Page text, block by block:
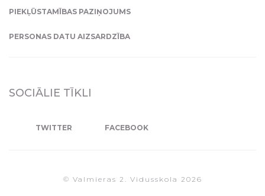
PIEKĻŪSTAMĪBAS PAZIŅOJUMS
PERSONAS DATU AIZSARDZĪBA
SOCIĀLIE TĪKLI
TWITTER FACEBOOK
© Valmieras 2. Vidusskola 2026